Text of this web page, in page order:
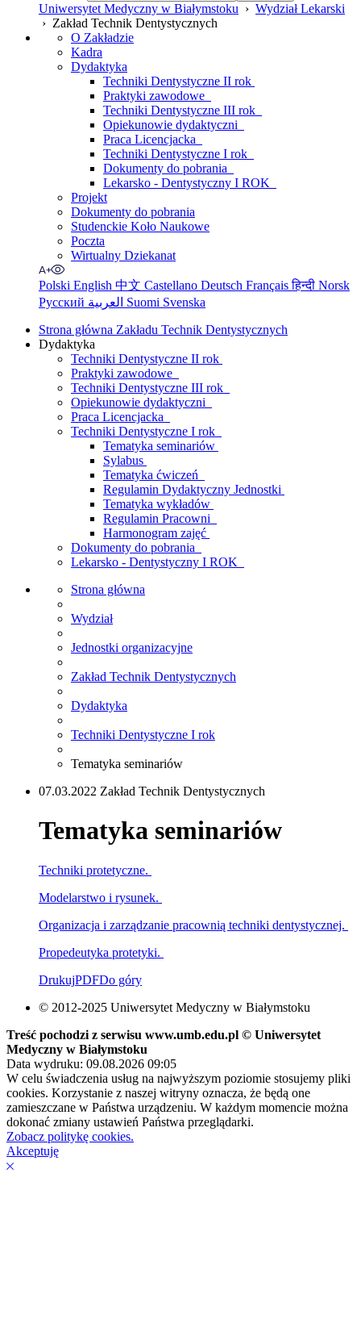
Uniwersytet Medyczny w Białymstoku › Wydział Lekarski
› Zakład Technik Dentystycznych
O Zakładzie
Kadra
Dydaktyka
Techniki Dentystyczne II rok
Praktyki zawodowe
Techniki Dentystyczne III rok
Opiekunowie dydaktyczni
Praca Licencjacka
Techniki Dentystyczne I rok
Dokumenty do pobrania
Lekarsko - Dentystyczny I ROK
Projekt
Dokumenty do pobrania
Studenckie Koło Naukowe
Poczta
Wirtualny Dziekanat
Polski English 中文 Castellano Deutsch Françaisहिन्दी Norsk
Русский
Suomi Svenska
Strona główna Zakładu Technik Dentystycznych
Dydaktyka
Techniki Dentystyczne II rok
Praktyki zawodowe
Techniki Dentystyczne III rok
Opiekunowie dydaktyczni
Praca Licencjacka
Techniki Dentystyczne I rok
Tematyka seminariów
Sylabus
Tematyka ćwiczeń
Regulamin Dydaktyczny Jednostki
Tematyka wykładów
Regulamin Pracowni
Harmonogram zajęć
Dokumenty do pobrania
Lekarsko - Dentystyczny I ROK
Strona główna
Wydział
Jednostki organizacyjne
Zakład Technik Dentystycznych
Dydaktyka
Techniki Dentystyczne I rok
Tematyka seminariów
07.03.2022 Zakład Technik Dentystycznych
Tematyka seminariów
Techniki protetyczne.
Modelarstwo i rysunek.
Organizacja i zarządzanie pracownią techniki dentystycznej.
Propedeutyka protetyki.
DrukujPDFDo góry
© 2012-2025 Uniwersytet Medyczny w Białymstoku
Treść pochodzi z serwisu www.umb.edu.pl © Uniwersytet
Medyczny w Białymstoku
Data wydruku: 09.08.2026 09:05
W celu świadczenia usług na najwyższym poziomie stosujemy pliki
cookies. Korzystanie z naszej witryny oznacza, że będą one
zamieszczane w Państwa urządzeniu. W każdym momencie można
dokonać zmiany ustawień Państwa przeglądarki.
Zobacz politykę cookies.
Akceptuję